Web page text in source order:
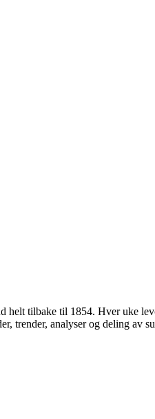
tilbake til 1854. Hver uke
trender, analyser og deling av